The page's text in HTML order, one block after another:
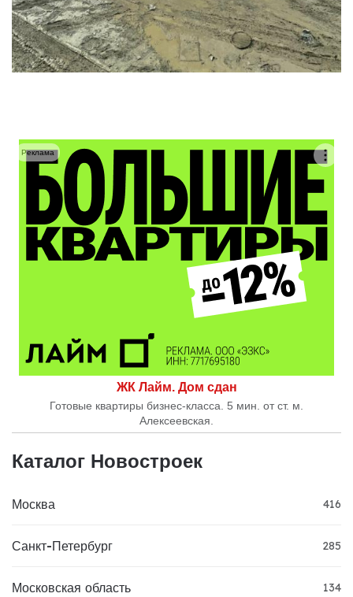
ЖК Лайм. Дом сдан
Готовые квартиры бизнес-класса. 5 мин. от ст. м.
Алексеевская.
Реклама
Каталог Новостроек
Москва 416
Санкт-Петербург 285
Московская область 134